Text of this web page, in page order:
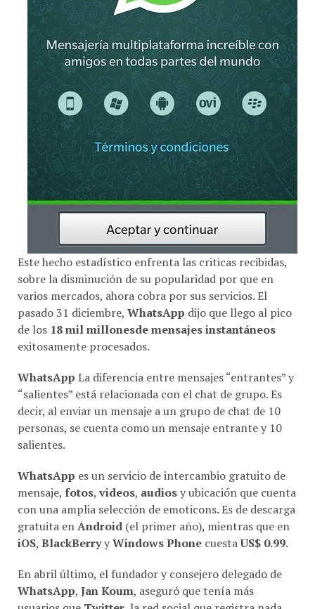
Este hecho estadístico enfrenta las criticas recibidas,
sobre la disminución de su popularidad por que en
varios mercados, ahora cobra por sus servicios. El
pasado 31 diciembre,WhatsAppdijo que llego al pico
de los18 mil millonesde mensajes instantáneos
exitosamente procesados.
“salientes” está relacionada con el chat de grupo. Es
decir, al enviar un mensaje a un grupo de chat de 10
personas, se cuenta como un mensaje entrante y 10
salientes.
mensaje,fotos,videos,audiosy ubicación que cuenta
con una amplia selección de emoticons. Es de descarga
gratuita enAndroid(el primer año), mientras que en
iOS,BlackBerryyWindows PhonecuestaUS$ 0.99.
WhatsApp,Jan Koum, aseguró que tenía más
usuarios queTwitter, la red social que registra nada